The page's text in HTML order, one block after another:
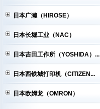
日本广濑（HIROSE）
日本长堀工业（NAC）
日本吉田工作所（YOSHIDA）...
日本西铁城打印机（CITIZEN...
日本欧姆龙（OMRON）